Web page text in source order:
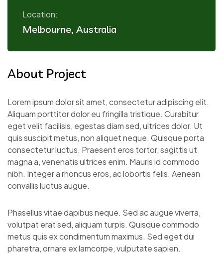
Location:
Melbourne, Australia
About Project
Lorem ipsum dolor sit amet, consectetur adipiscing elit.
Aliquam porttitor dolor eu fringilla tristique. Curabitur
eget velit facilisis, egestas diam sed, ultrices dolor. Ut
quis suscipit metus, non aliquet neque. Quisque porta
consectetur luctus. Praesent eros tortor, sagittis ut
magna a, venenatis ultrices enim. Mauris id commodo
nibh. Integer a rhoncus eros, ac lobortis felis. Aenean
convallis luctus augue.
Phasellus vitae dapibus neque. Sed ac augue viverra,
volutpat erat sed, aliquam turpis. Quisque commodo
metus quis ex condimentum maximus. Sed eget dui
pharetra, ornare ex lamcorpe, vulputate sapien.